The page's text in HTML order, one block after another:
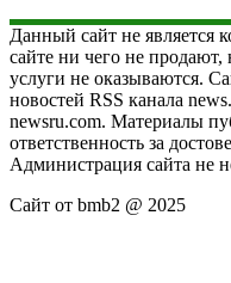
Данный сайт не является
сайте ни чего не
услуги не оказываются.
новостей RSS канала
newsru.com. Материалы
ответственность за
Администрация сайта не
Сайт от bmb2 @ 2025